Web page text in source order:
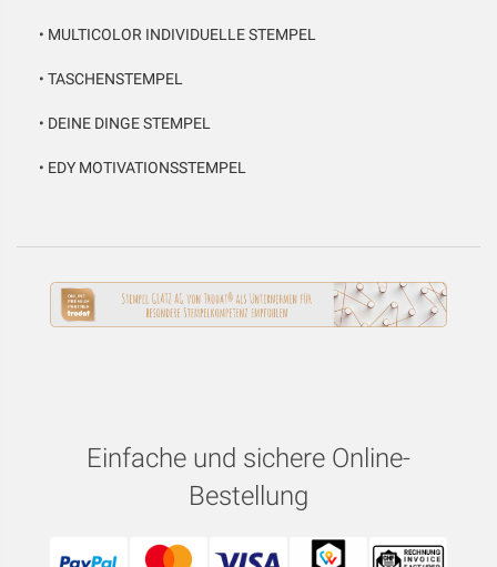
• MULTICOLOR INDIVIDUELLE STEMPEL
• TASCHENSTEMPEL
• DEINE DINGE STEMPEL
• EDY MOTIVATIONSSTEMPEL
Einfache und sichere Online-
Bestellung